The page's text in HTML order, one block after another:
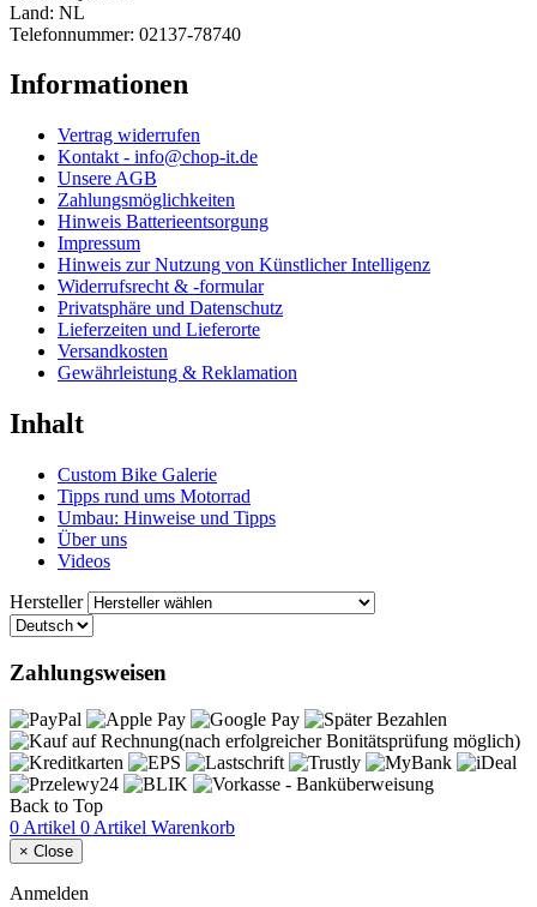
Land: NL
Telefonnummer: 02137-78740
Informationen
Vertrag widerrufen
Kontakt - info@chop-it.de
Unsere AGB
Zahlungsmöglichkeiten
Hinweis Batterieentsorgung
Impressum
Hinweis zur Nutzung von Künstlicher Intelligenz
Widerrufsrecht & -formular
Privatsphäre und Datenschutz
Lieferzeiten und Lieferorte
Versandkosten
Gewährleistung & Reklamation
Inhalt
Custom Bike Galerie
Tipps rund ums Motorrad
Umbau: Hinweise und Tipps
Über uns
Videos
Hersteller
Zahlungsweisen
Back to Top
0 Artikel 0 Artikel Warenkorb
× Close
Anmelden